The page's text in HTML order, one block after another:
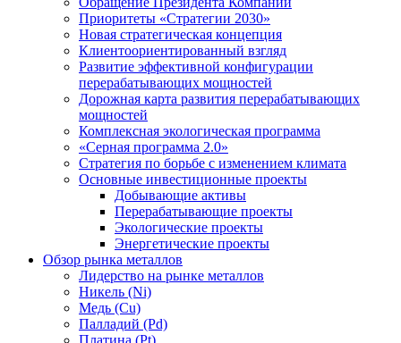
Приоритеты «Стратегии 2030»
Новая стратегическая концепция
Клиентоориентированный взгляд
Развитие эффективной конфигурации
перерабатывающих мощностей
Дорожная карта развития перерабатывающих
мощностей
Комплексная экологическая программа
«Серная программа 2.0»
Стратегия по борьбе с изменением климата
Основные инвестиционные проекты
Добывающие активы
Перерабатывающие проекты
Экологические проекты
Энергетические проекты
Обзор рынка металлов
Лидерство на рынке металлов
Никель (Ni)
Медь (Cu)
Палладий (Pd)
Платина (Pt)